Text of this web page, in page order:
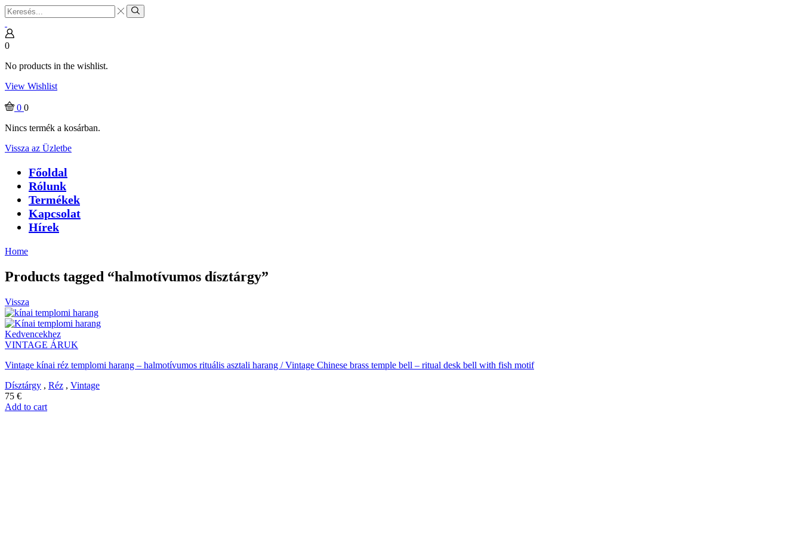
Search
input
Search
0
No products in the wishlist.
View Wishlist
0 0
Nincs termék a kosárban.
Vissza az Üzletbe
Főoldal
Rólunk
Termékek
Kapcsolat
Hírek
Home
Products tagged “halmotívumos dísztárgy”
Vissza
Kedvencekhez
VINTAGE ÁRUK
Vintage kínai réz templomi harang – halmotívumos rituális asztali harang / Vintage Chinese brass temple bell – ritual desk bell with fish motif
Dísztárgy , Réz , Vintage
75 €
Add to cart